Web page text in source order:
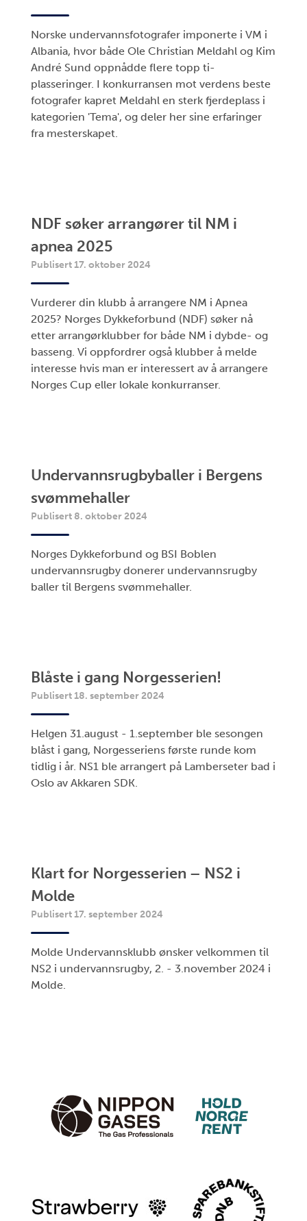
Norske undervannsfotografer imponerte i VM i
Albania, hvor både Ole Christian Meldahl og Kim
André Sund oppnådde flere topp ti-
plasseringer. I konkurransen mot verdens beste
fotografer kapret Meldahl en sterk fjerdeplass i
kategorien 'Tema', og deler her sine erfaringer
fra mesterskapet.
NDF søker arrangører til NM i
apnea 2025
Publisert 17. oktober 2024
Vurderer din klubb å arrangere NM i Apnea
2025? Norges Dykkeforbund (NDF) søker nå
etter arrangørklubber for både NM i dybde- og
basseng. Vi oppfordrer også klubber å melde
interesse hvis man er interessert av å arrangere
Norges Cup eller lokale konkurranser.
Undervannsrugbyballer i Bergens
svømmehaller
Publisert 8. oktober 2024
Norges Dykkeforbund og BSI Boblen
undervannsrugby donerer undervannsrugby
baller til Bergens svømmehaller.
Blåste i gang Norgesserien!
Publisert 18. september 2024
Helgen 31.august - 1.september ble sesongen
blåst i gang, Norgesseriens første runde kom
tidlig i år. NS1 ble arrangert på Lamberseter bad i
Oslo av Akkaren SDK.
Klart for Norgesserien – NS2 i
Molde
Publisert 17. september 2024
Molde Undervannsklubb ønsker velkommen til
NS2 i undervannsrugby, 2. - 3.november 2024 i
Molde.